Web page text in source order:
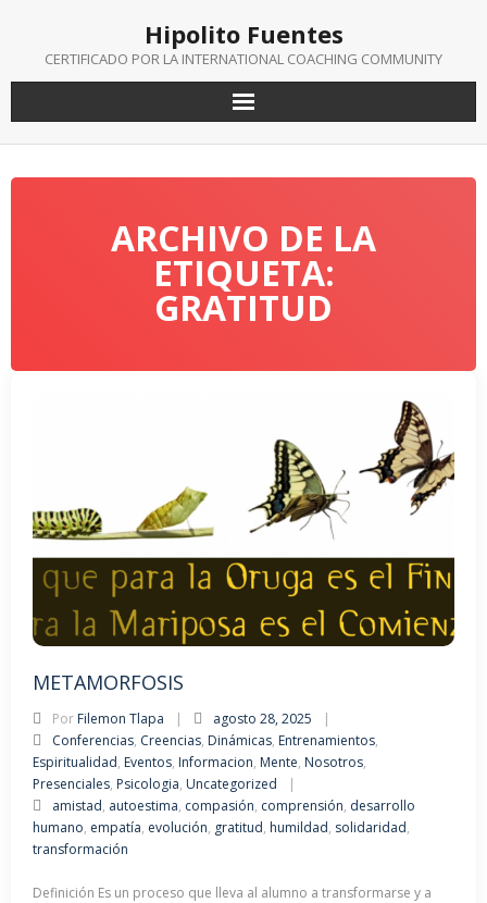
contenido
Hipolito Fuentes
CERTIFICADO POR LA INTERNATIONAL COACHING COMMUNITY
ARCHIVO DE LA
ETIQUETA:
GRATITUD
METAMORFOSIS
Por Filemon Tlapa
agosto 28, 2025
Conferencias, Creencias, Dinámicas, Entrenamientos,
Espiritualidad, Eventos, Informacion, Mente, Nosotros,
Presenciales, Psicologia, Uncategorized
amistad, autoestima, compasión, comprensión, desarrollo
humano, empatía, evolución, gratitud, humildad, solidaridad,
transformación
Definición Es un proceso que lleva al alumno a transformarse y a